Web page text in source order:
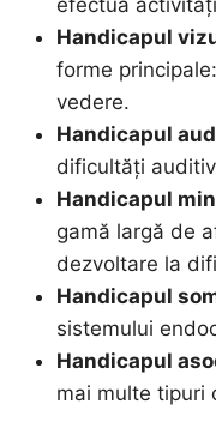
Handicapul
forme
vedere.
Handicapul
dificultăți
Handicapul
gamă largă de
dezvoltare la
Handicapul
sistemului
Handicapul
mai multe tipuri